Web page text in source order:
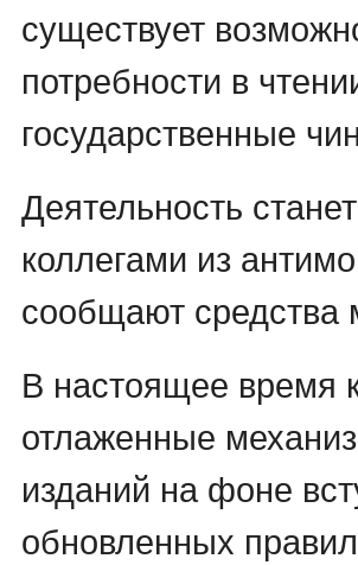
существует
потребности в
государственные
Деятельность
коллегами из
сообщают
В настоящее время
отлаженные
изданий на фоне
обновленных